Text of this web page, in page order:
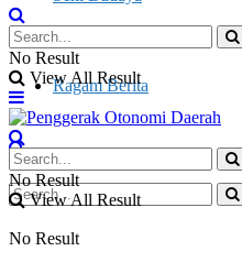
Otonomi Daerah
Ragam Berita
No Result
No Result
View All Result
No Result
View All Result